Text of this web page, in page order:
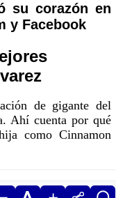
su corazón en
y Facebook
de gigante del
Ahí cuenta por qué
como Cinnamon